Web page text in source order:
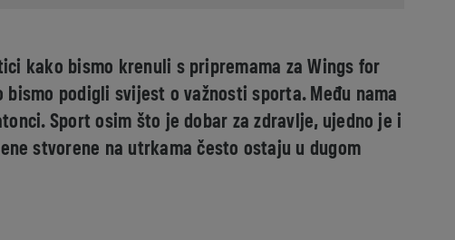
kako bismo krenuli s pripremama za Wings for
bismo podigli svijest o važnosti sporta. Među nama
Sport osim što je dobar za zdravlje, ujedno je i
stvorene na utrkama često ostaju u dugom